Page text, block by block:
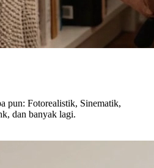
pun: Fotorealistik, Sinematik,
dan banyak lagi.